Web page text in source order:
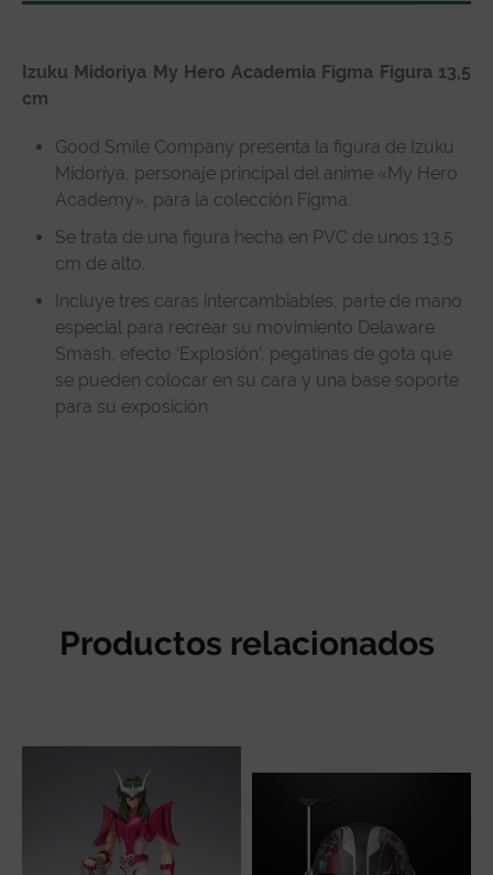
Especificaciones técnicas
Izuku Midoriya My Hero Academia Figma Figura 13,5
cm
Good Smile Company presenta la figura de Izuku
Midoriya, personaje principal del anime «My Hero
Academy», para la colección Figma.
Se trata de una figura hecha en PVC de unos 13.5
cm de alto.
Incluye tres caras intercambiables, parte de mano
especial para recrear su movimiento Delaware
Smash, efecto ‘Explosión’, pegatinas de gota que
se pueden colocar en su cara y una base soporte
para su exposición
Productos relacionados